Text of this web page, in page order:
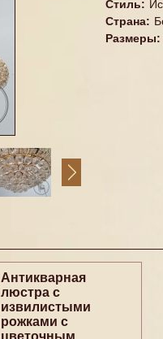
Стиль:
Страна:
Размеры:
Антикварная
люстра с
извилистыми
рожками с
цветочным